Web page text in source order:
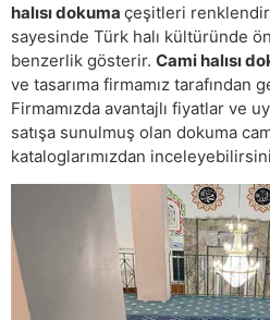
halısı dokuma çeşitleri
sayesinde Türk halı kültüründe
benzerlik gösterir. Cami halısı
ve tasarıma firmamız tarafından
Firmamızda avantajlı fiyatlar ve
satışa sunulmuş olan dokuma
kataloglarımızdan